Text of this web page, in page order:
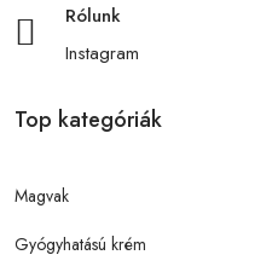
Rólunk
Instagram
Top kategóriák
Magvak
Gyógyhatású krém